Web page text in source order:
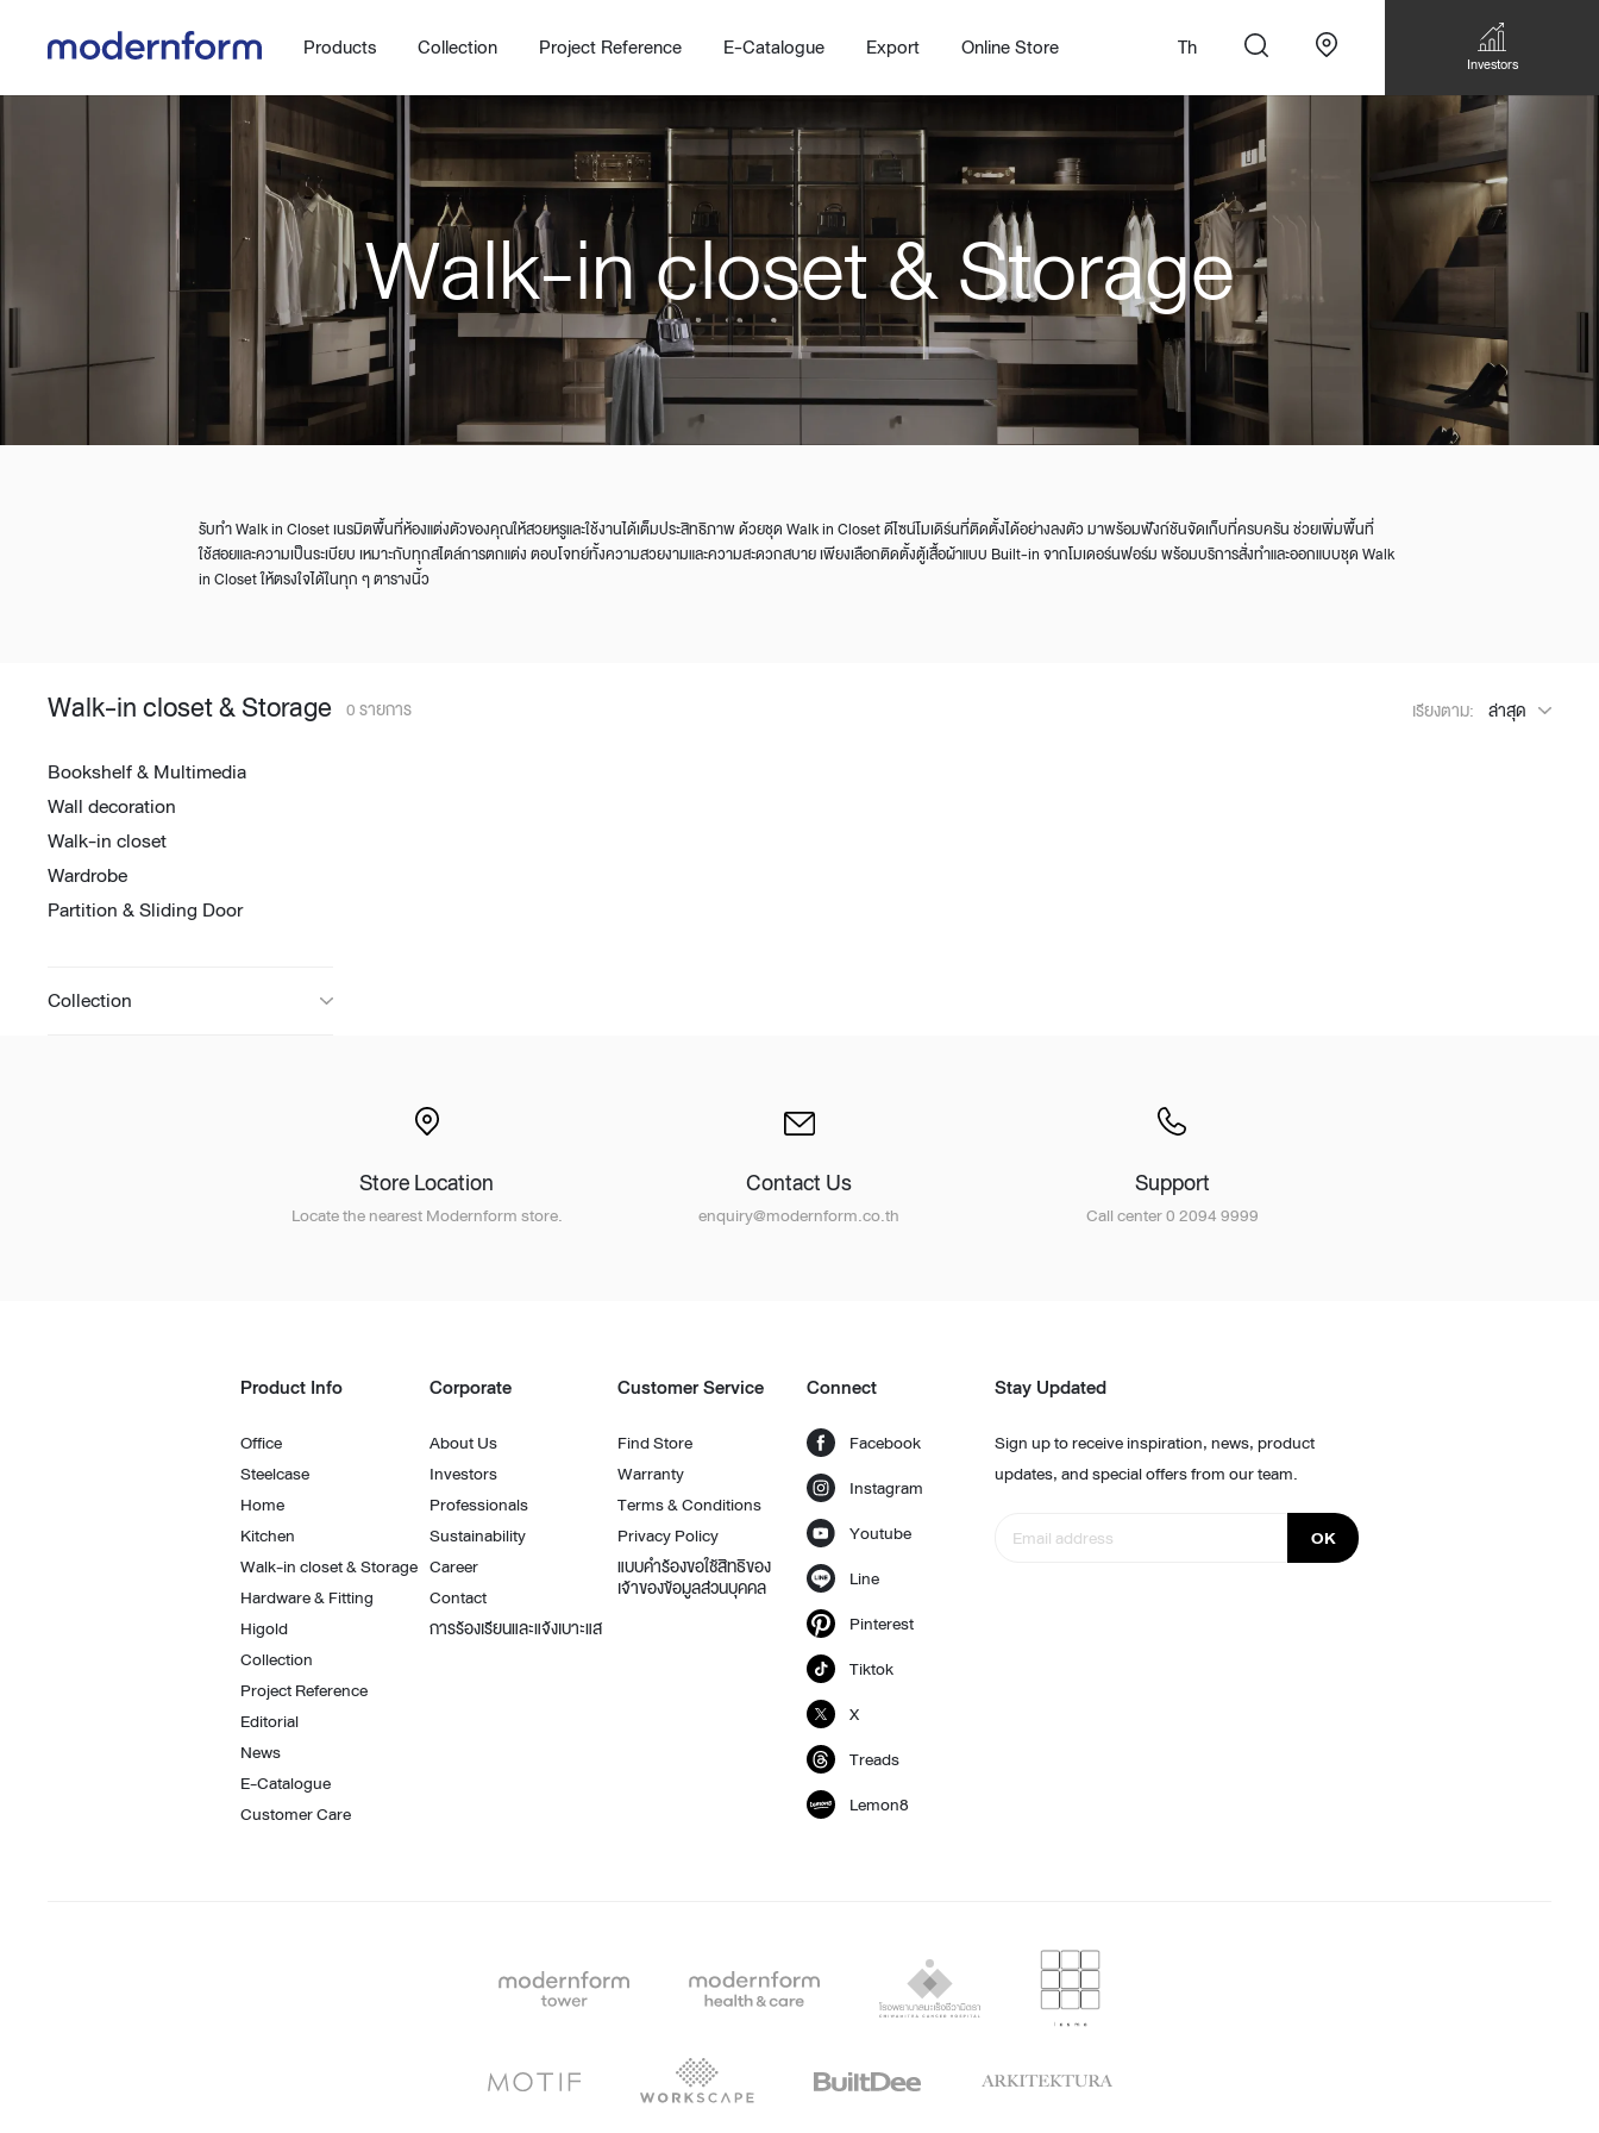
Products
Office
Workspace
Steelcase
Ergonomic chair
Adjustable desk
Home
Living room
Dining room
Wordrobe
Kitchen
Kitchens
Kitchen Accessories
Trolley
Walk-in closet &
Storage
Walk-in closet
Wardrobe
Hardware & Fitting Higold
Kitchen Corner Basket
Kitchen Base Unit Basket
Kitchen Accessories
Collection
Hybrid Space
Orbix
Work.Move.More
New! Working Design Solution
บริการสั่งทำโซฟาแบบ
Custom เหมาะกับทุกไลฟ์
สไตล์
Custom Dining Table
Ergonomic Recliner
Project Reference E-Catalogue Export Online Store Th
Investors
Walk-in closet & Storage
รับทำ Walk in Closet เนรมิตพื้นที่ห้องแต่งตัวของคุณให้สวยหรูและใช้งานได้เต็มประสิทธิภาพ ด้วยชุด Walk in Closet ดีไซน์โมเดิร์นที่ติดตั้งได้อย่างลงตัว มาพร้อมฟังก์ชันจัดเก็บที่ครบครัน ช่วยเพิ่มพื้นที่
ใช้สอยและความเป็นระเบียบ เหมาะกับทุกสไตล์การตกแต่ง ตอบโจทย์ทั้งความสวยงามและความสะดวกสบาย เพียงเลือกติดตั้งตู้เสื้อผ้าแบบ Built-in จากโมเดอร์นฟอร์ม พร้อมบริการสั่งทำและออกแบบชุด Walk
in Closet ให้ตรงใจได้ในทุก ๆ ตารางนิ้ว
Walk-in closet & Storage 0 รายการ เรียงตาม: ล่าสุด
Bookshelf & Multimedia
Wall decoration
Walk-in closet
Wardrobe
Partition & Sliding Door
Collection
Store Location
Locate the nearest Modernform store.
Contact Us
enquiry@modernform.co.th
Support
Call center 0 2094 9999
Product Info
Office
Steelcase
Home
Kitchen
Walk-in closet & Storage
Hardware & Fitting
Higold
Collection
Project Reference
Editorial
News
E-Catalogue
Customer Care
Corporate
About Us
Investors
Professionals
Sustainability
Career
Contact
การร้องเรียนและแจ้งเบาะแส
Customer Service
Find Store
Warranty
Terms & Conditions
Privacy Policy
แบบคำร้องขอใช้สิทธิของ
เจ้าของข้อมูลส่วนบุคคล
Connect
Facebook
Instagram
Youtube
Line
Pinterest
Tiktok
X
Treads
Lemon8
Stay Updated
Sign up to receive inspiration, news, product
updates, and special offers from our team.
OK